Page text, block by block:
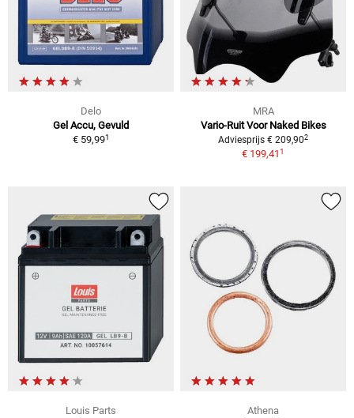
Delo
Gel Accu, Gevuld
€ 59,991
MRA
Vario-Ruit Voor Naked Bikes
Adviesprijs € 209,902
€ 199,411
Louis Parts
Athena